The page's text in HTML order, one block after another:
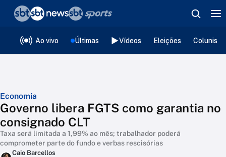
Ao vivo Últimas Vídeos Eleições
Economia
Governo libera FGTS como garantia no
consignado CLT
Taxa será limitada a 1,99% ao mês; trabalhador poderá
comprometer parte do fundo e verbas rescisórias
Caio Barcellos
❮voltar
Editorias